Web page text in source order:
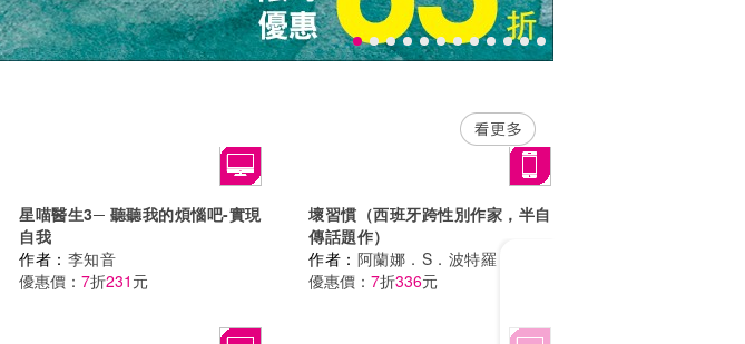
星喵醫生3─ 聽聽我的煩惱吧-實現
自我
作者： 李知音
優惠價： 7折231 元
壞習慣（西班牙跨性別作家，半自
傳話題作）
作者： 阿蘭娜．S．波特羅
優惠價： 7折336元
Next